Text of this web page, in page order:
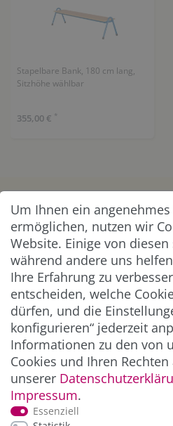
Stapelbare Bank, 180 cm lang,
Sitzhöhe wählbar
355,00 € *
KUNDENSERVICE
UNTERNEHMEN &
INFORMATION
NEWSLETTER
ZAHLUNG & VERSAND
Um Ihnen ein
ermöglichen, nutzen wir
Website. Einige von
während andere uns
Ihre Erfahrung zu
entscheiden, welche
dürfen, und die
konfigurieren“ jederzeit
Informationen zu den von
Cookies und Ihren
unserer
Impressum.
Essenziell